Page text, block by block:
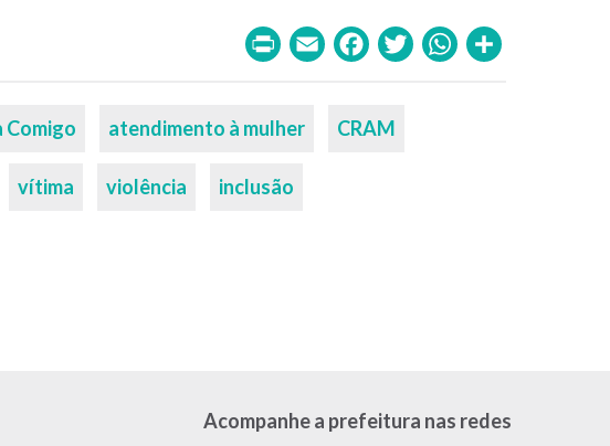
PrintEmailFacebook
TwitterWhatsApp
Comigo atendimento à mulher CRAM
vítima violência inclusão
Acompanhe a prefeitura nas redes